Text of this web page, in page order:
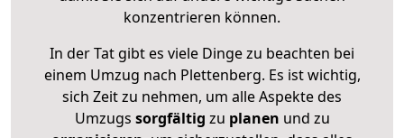
konzentrieren können.
In der Tat gibt es viele Dinge zu beachten bei
einem Umzug nach Plettenberg. Es ist wichtig,
sich Zeit zu nehmen, um alle Aspekte des
Umzugs sorgfältig zu planen und zu